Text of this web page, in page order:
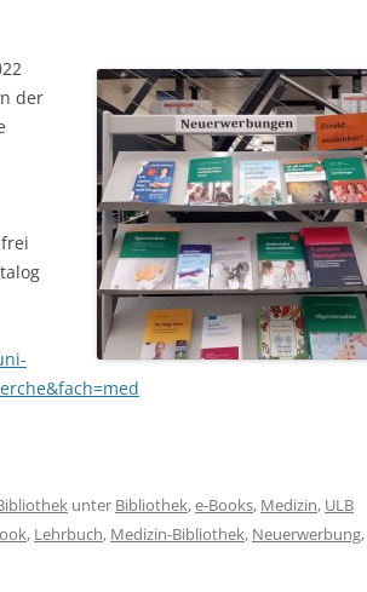
der
unter Bibliothek,e-Books, Medizin, ULB
, Lehrbuch, Medizin-Bibliothek, Neuerwerbung,